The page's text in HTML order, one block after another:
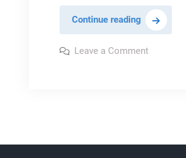
Continue readingFacturation
électronique
2026
Leave a Commenton
Agréées